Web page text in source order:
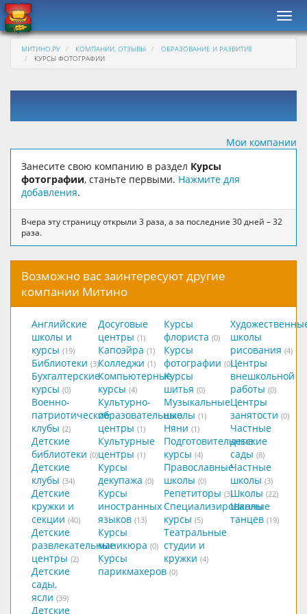
МИТИНО.РУ КОМПАНИИ, ОТЗЫВЫ
ОБРАЗОВАНИЕ И РАЗВИТИЕ
КУРСЫ ФОТОГРАФИИ
Мои компании
Занесите свою компанию в раздел Курсы
фотографии, станьте первыми. Нажмите для
добавления.
Вчера эту страницу открыли 3 раза, а за последние 30 дней – 32
раза.
Возможно вас заинтересуют другие
компании Митино
Английские
школы и
курсы (19)
Библиотеки (3)
Бухгалтерские
курсы (0)
Военно-
патриотические
клубы (2)
Детские
библиотеки (0)
Детские
клубы (34)
Детские
кружки и
секции (40)
Детские
развлекательные
центры (2)
Детские
сады,
ясли (39)
Детские
Досуговые
центры (1)
Капоэйра (1)
Колледжи (1)
Компьютерные
курсы (4)
Культурно-
образовательные
центры (1)
Культурные
центры (1)
Курсы
декупажа (0)
Курсы
иностранных
языков (13)
Курсы
маникюра (0)
Курсы
парикмахеров (0)
Курсы
флориста (0)
Курсы
фотографии (0)
Курсы
шитья (0)
Музыкальные
школы (1)
Няни (1)
Подготовительные
курсы (4)
Православные
школы (0)
Репетиторы (3)
Специализированные
курсы (5)
Театральные
студии и
кружки (4)
школы
рисования (4)
Центры
внешкольной
работы (0)
Центры
занятости (0)
Частные
детские
сады (8)
Частные
школы (3)
Школы (22)
Школы
танцев (19)